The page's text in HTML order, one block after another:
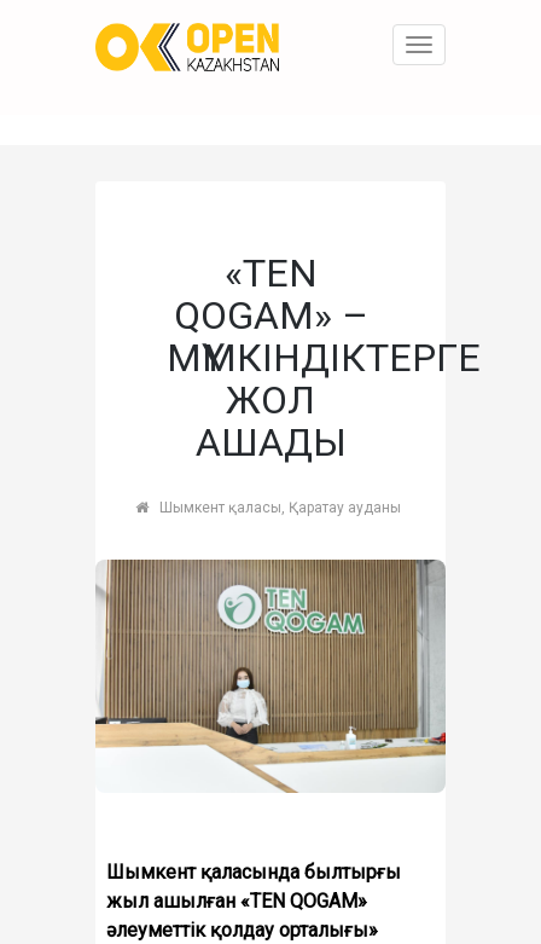
Toggle
«TEN
QOGAM» –
МҮМКІНДІКТЕРГЕ
ЖОЛ
АШАДЫ
Шымкент қаласы, Қаратау ауданы
Шымкент қаласында былтырғы
жыл ашылған «TEN QOGAM»
әлеуметтік қолдау орталығы»